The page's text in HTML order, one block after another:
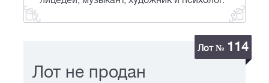
Лот № 114
Лот не продан